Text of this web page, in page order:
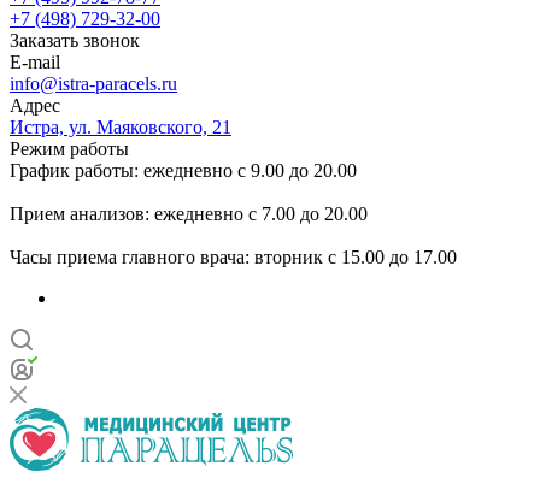
+7 (498) 729-32-00
Заказать звонок
E-mail
info@istra-paracels.ru
Адрес
Истра, ул. Маяковского, 21
Режим работы
График работы: ежедневно с 9.00 до 20.00
Прием анализов: ежедневно с 7.00 до 20.00
Часы приема главного врача: вторник с 15.00 до 17.00